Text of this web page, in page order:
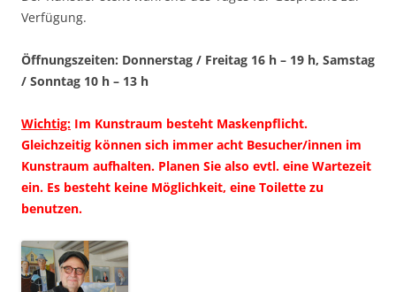
Verfügung.
Öffnungszeiten: Donnerstag / Freitag 16 h – 19 h, Samstag
/ Sonntag 10 h – 13 h
Wichtig: Im Kunstraum besteht Maskenpflicht.
Gleichzeitig können sich immer acht Besucher/innen im
Kunstraum aufhalten. Planen Sie also evtl. eine Wartezeit
ein. Es besteht keine Möglichkeit, eine Toilette zu
benutzen.